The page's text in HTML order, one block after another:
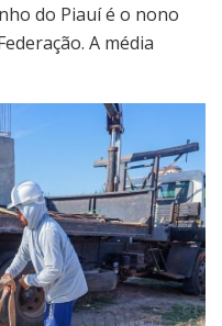
do Piauí é o nono
A média